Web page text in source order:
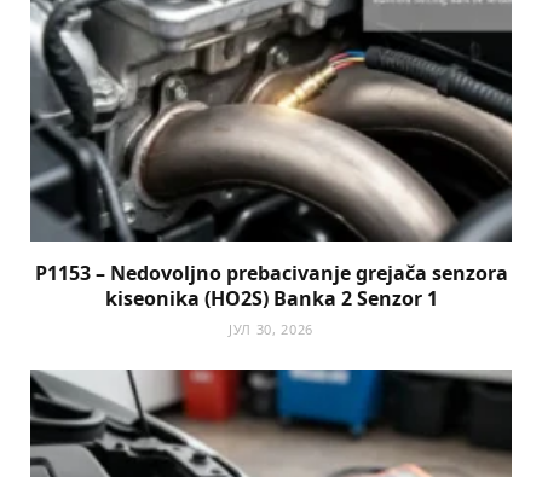
P1153 – Nedovoljno prebacivanje grejača senzora
kiseonika (HO2S) Banka 2 Senzor 1
ЈУЛ 30, 2026